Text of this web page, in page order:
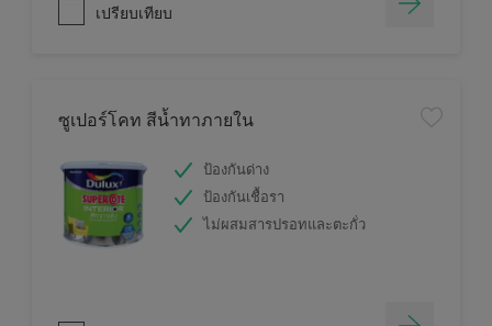
เปรียบเทียบ
ซูเปอร์โคท สีน้ำทาภายใน
ป้องกันด่าง
ป้องกันเชื้อรา
ไม่ผสมสารปรอทและตะกั่ว